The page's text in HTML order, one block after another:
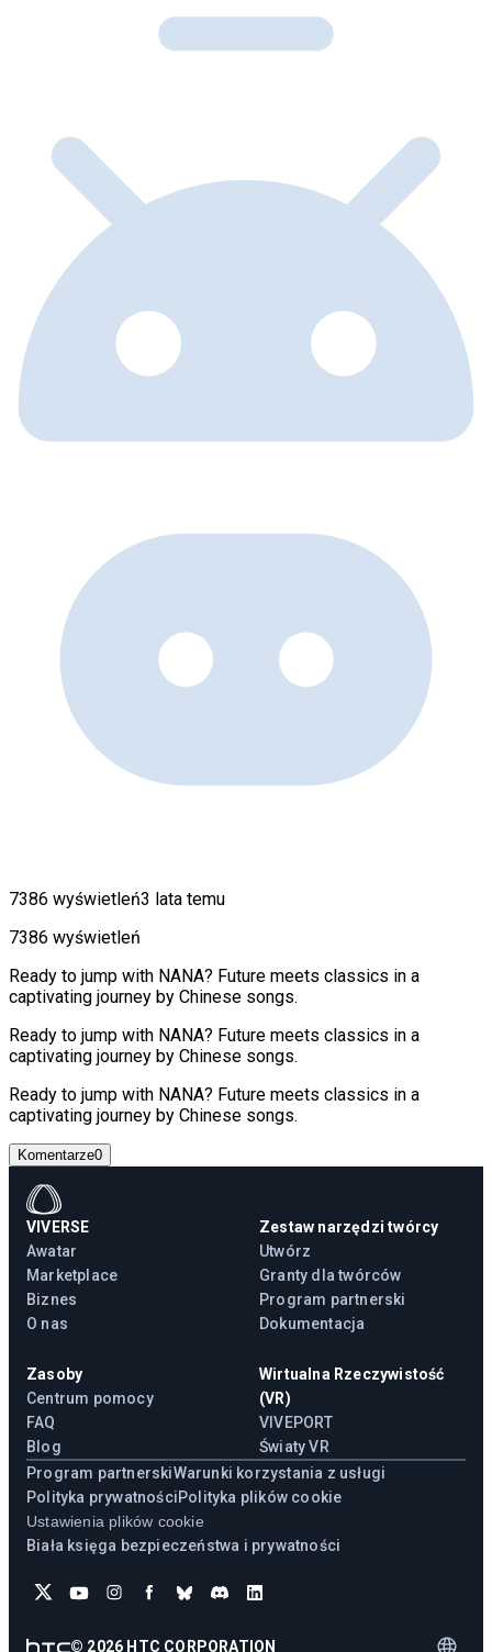
7386 wyświetleń3 lata temu
7386 wyświetleń
Ready to jump with NANA? Future meets classics in a
captivating journey by Chinese songs.
Ready to jump with NANA? Future meets classics in a
captivating journey by Chinese songs.
Ready to jump with NANA? Future meets classics in a
captivating journey by Chinese songs.
Komentarze0
VIVERSE
Awatar
Marketplace
Biznes
O nas
Zestaw narzędzi twórcy
Utwórz
Granty dla twórców
Program partnerski
Dokumentacja
Zasoby
Centrum pomocy
FAQ
Blog
Wirtualna Rzeczywistość
(VR)
VIVEPORT
Światy VR
Program partnerskiWarunki korzystania z usługi
Polityka prywatnościPolityka plików cookie
Ustawienia plików cookie
Biała księga bezpieczeństwa i prywatności
© 2026 HTC CORPORATION